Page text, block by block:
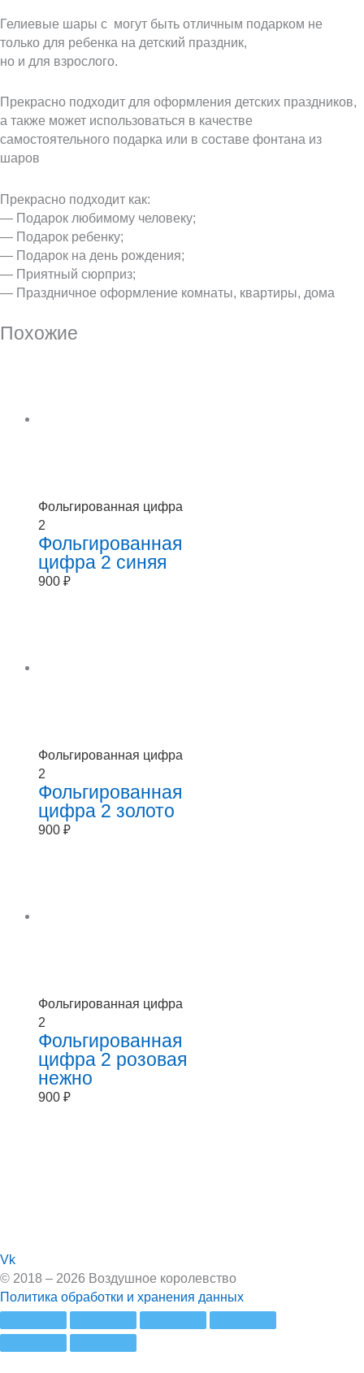
Гелиевые шары с могут быть отличным подарком не
только для ребенка на детский праздник,
но и для взрослого.
Прекрасно подходит для оформления детских праздников,
а также может использоваться в качестве
самостоятельного подарка или в составе фонтана из
шаров
Прекрасно подходит как:
— Подарок любимому человеку;
— Подарок ребенку;
— Подарок на день рождения;
— Приятный сюрприз;
— Праздничное оформление комнаты, квартиры, дома
Похожие
Фольгированная цифра
2
Фольгированная
цифра 2 синяя
900 ₽
Фольгированная цифра
2
Фольгированная
цифра 2 золото
900 ₽
Фольгированная цифра
2
Фольгированная
цифра 2 розовая
нежно
900 ₽
Vk
© 2018 – 2026 Воздушное королевство
Политика обработки и хранения данных